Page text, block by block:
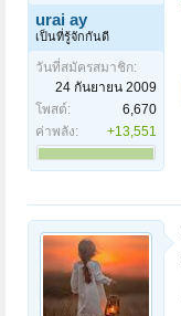
urai ay
เป็นที่รู้จักกันดี
วันที่สมัครสมาชิก:
24 กันยายน 2009
โพสต์:
6,670
ค่าพลัง:
+13,551